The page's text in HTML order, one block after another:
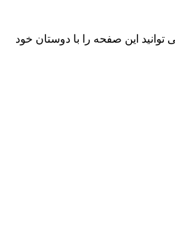
این صفحه را با دوستان خود